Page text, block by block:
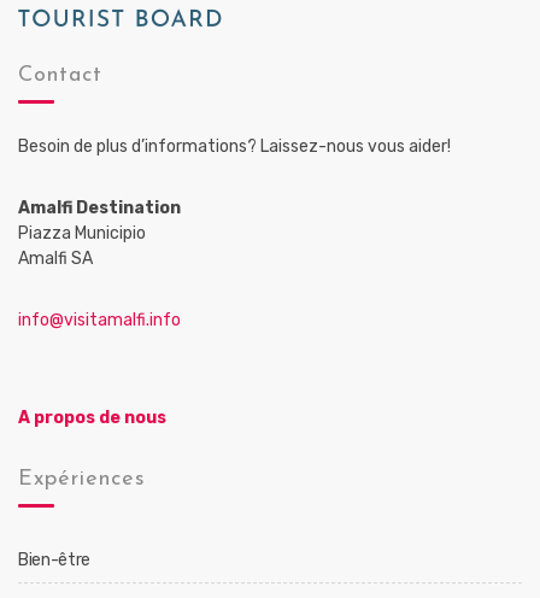
Contact
Besoin de plus d’informations? Laissez-nous vous aider!
Amalfi Destination
Piazza Municipio
Amalfi SA
info@visitamalfi.info
A propos de nous
Expériences
Bien-être